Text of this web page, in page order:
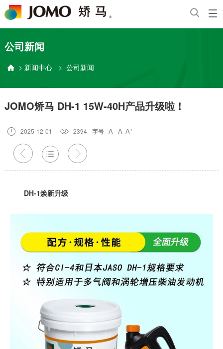
公司新闻
 > 新闻中心 > 公司新闻
JOMO矫马 DH-1 15W-40H产品升级啦！
 2025-12-01  2394 字号 A- A A+
  
DH-1焕新升级